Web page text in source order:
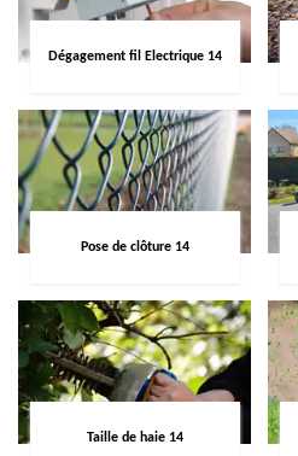
Dégagement fil Electrique 14
Pose de clôture 14
Taille de haie 14